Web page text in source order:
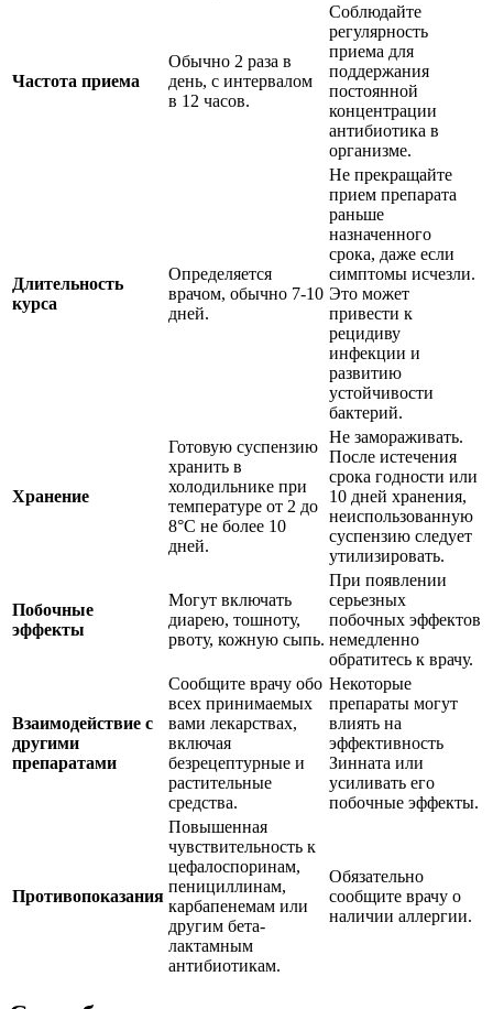
Частота приема
Обычно 2 раза в
день, с интервалом
в 12 часов.
Соблюдайте
регулярность
приема для
поддержания
постоянной
концентрации
антибиотика в
организме.
Длительность
курса
Определяется
врачом, обычно 7-10
дней.
Не прекращайте
прием препарата
раньше
назначенного
срока, даже если
симптомы исчезли.
Это может
привести к
рецидиву
инфекции и
развитию
устойчивости
бактерий.
Хранение
Готовую суспензию
хранить в
холодильнике при
температуре от 2 до
8°C не более 10
дней.
Не замораживать.
После истечения
срока годности или
10 дней хранения,
неиспользованную
суспензию следует
утилизировать.
Побочные
эффекты
Могут включать
диарею, тошноту,
рвоту, кожную сыпь.
При появлении
серьезных
побочных эффектов
немедленно
обратитесь к врачу.
Взаимодействие с
другими
препаратами
Сообщите врачу обо
всех принимаемых
вами лекарствах,
включая
безрецептурные и
растительные
средства.
Некоторые
препараты могут
влиять на
эффективность
Зинната или
усиливать его
побочные эффекты.
Противопоказания
Повышенная
чувствительность к
цефалоспоринам,
пенициллинам,
карбапенемам или
другим бета-
лактамным
антибиотикам.
Обязательно
сообщите врачу о
наличии аллергии.